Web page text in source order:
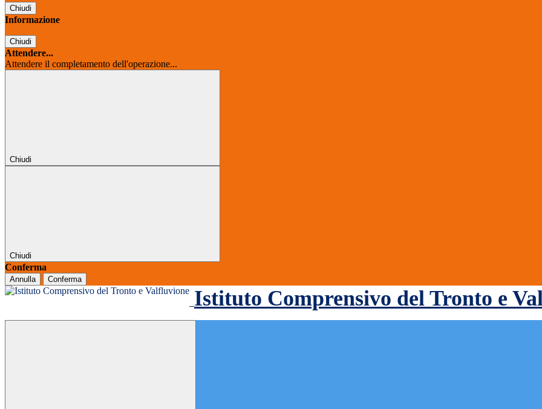
Chiudi
Informazione
Chiudi
Attendere...
Attendere il completamento dell'operazione...
Chiudi
Chiudi
Conferma
Annulla Conferma
Istituto Comprensivo del Tronto e